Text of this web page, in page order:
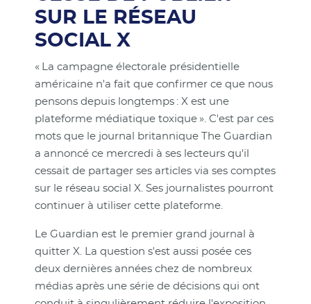
SUR LE RÉSEAU
SOCIAL X
« La campagne électorale présidentielle
américaine n'a fait que confirmer ce que nous
pensons depuis longtemps : X est une
plateforme médiatique toxique ». C'est par ces
mots que le journal britannique The Guardian
a annoncé ce mercredi à ses lecteurs qu'il
cessait de partager ses articles via ses comptes
sur le réseau social X. Ses journalistes pourront
continuer à utiliser cette plateforme.
Le Guardian est le premier grand journal à
quitter X. La question s'est aussi posée ces
deux dernières années chez de nombreux
médias après une série de décisions qui ont